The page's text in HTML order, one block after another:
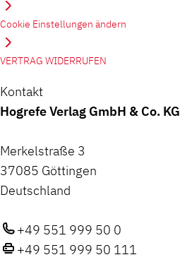
Cookie Einstellungen ändern
VERTRAG WIDERRUFEN
Kontakt
Hogrefe Verlag GmbH & Co. KG
Merkelstraße 3
37085 Göttingen
Deutschland
+49 551 999 50 0
+49 551 999 50 111